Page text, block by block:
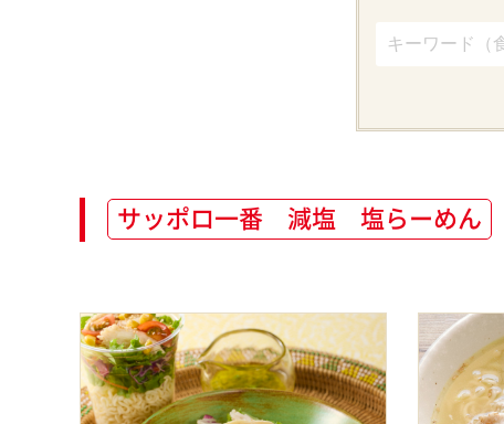
サッポロ一番 減塩 塩らーめん